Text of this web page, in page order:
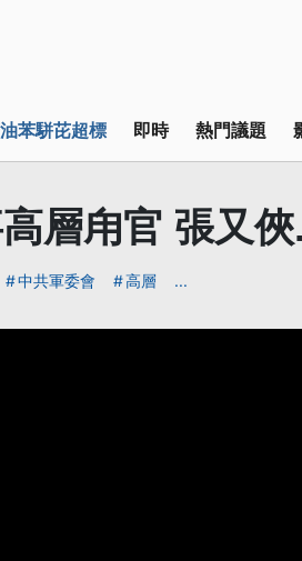
苯駢芘超標 即時 熱門議題
層甪官 張又
中共軍委會 高層 ...